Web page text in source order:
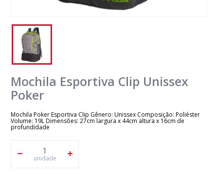
Mochila Esportiva Clip Unissex
Poker
Mochila Poker Esportiva Clip Gênero: Unissex Composição: Poliéster
Volume: 19L Dimensões: 27cm largura x 44cm altura x 16cm de
profundidade
unidade